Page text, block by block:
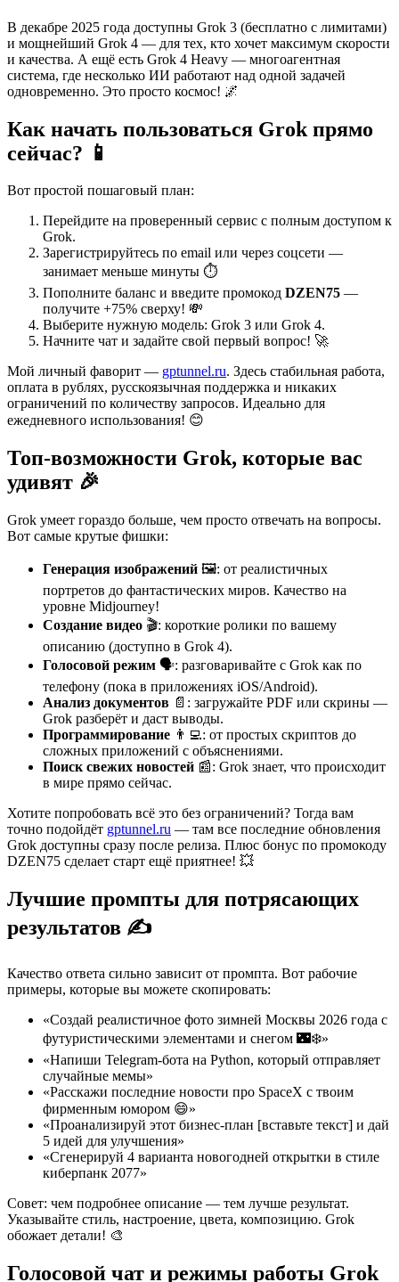
В декабре 2025 года доступны Grok 3 (бесплатно с лимитами)
и мощнейший Grok 4 — для тех, кто хочет максимум скорости
и качества. А ещё есть Grok 4 Heavy — многоагентная
система, где несколько ИИ работают над одной задачей
одновременно. Это просто космос! 🌌
Как начать пользоваться Grok прямо
сейчас? 📱
Вот простой пошаговый план:
Перейдите на проверенный сервис с полным доступом к
Grok.
Зарегистрируйтесь по email или через соцсети —
занимает меньше минуты ⏱️
Пополните баланс и введите промокод DZEN75 —
получите +75% сверху! 💸
Выберите нужную модель: Grok 3 или Grok 4.
Начните чат и задайте свой первый вопрос! 🚀
Мой личный фаворит — gptunnel.ru. Здесь стабильная работа,
оплата в рублях, русскоязычная поддержка и никаких
ограничений по количеству запросов. Идеально для
ежедневного использования! 😊
Топ-возможности Grok, которые вас
удивят 🎉
Grok умеет гораздо больше, чем просто отвечать на вопросы.
Вот самые крутые фишки:
Генерация изображений 🖼️: от реалистичных
портретов до фантастических миров. Качество на
уровне Midjourney!
Создание видео 🎬: короткие ролики по вашему
описанию (доступно в Grok 4).
Голосовой режим 🗣️: разговаривайте с Grok как по
телефону (пока в приложениях iOS/Android).
Анализ документов 📄: загружайте PDF или скрины —
Grok разберёт и даст выводы.
Программирование 👨‍💻: от простых скриптов до
сложных приложений с объяснениями.
Поиск свежих новостей 📰: Grok знает, что происходит
в мире прямо сейчас.
Хотите попробовать всё это без ограничений? Тогда вам
точно подойдёт gptunnel.ru — там все последние обновления
Grok доступны сразу после релиза. Плюс бонус по промокоду
DZEN75 сделает старт ещё приятнее! 💥
Лучшие промпты для потрясающих
результатов ✍️
Качество ответа сильно зависит от промпта. Вот рабочие
примеры, которые вы можете скопировать:
«Создай реалистичное фото зимней Москвы 2026 года с
футуристическими элементами и снегом 🌃❄️»
«Напиши Telegram-бота на Python, который отправляет
случайные мемы»
«Расскажи последние новости про SpaceX с твоим
фирменным юмором 😄»
«Проанализируй этот бизнес-план [вставьте текст] и дай
5 идей для улучшения»
«Сгенерируй 4 варианта новогодней открытки в стиле
киберпанк 2077»
Совет: чем подробнее описание — тем лучше результат.
Указывайте стиль, настроение, цвета, композицию. Grok
обожает детали! 🎨
Голосовой чат и режимы работы Grok